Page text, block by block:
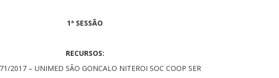
1ª SESSÃO
RECURSOS:
2017 – UNIMED SÃO GONCALO NITEROI SOC COOP SER